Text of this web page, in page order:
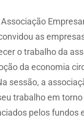
as
o trabalho da
da economia
sessão, a
trabalho em
pelos fundos